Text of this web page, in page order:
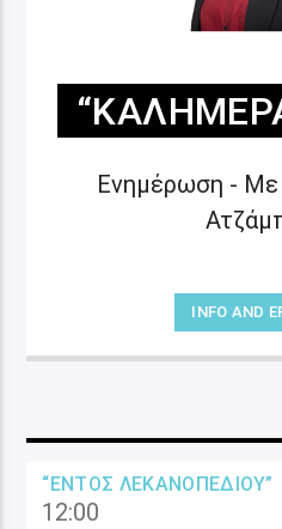
Ενημέρωση - Με
INFO AND
“ΕΝΤΌΣ ΛΕΚΑΝΟΠΕΔΊΟΥ”
12:00